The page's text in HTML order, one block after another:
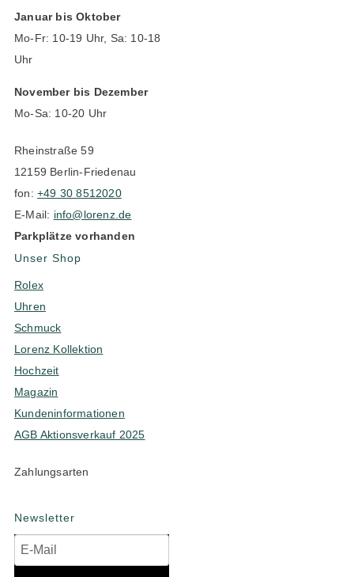
Januar bis Oktober
Mo-Fr: 10-19 Uhr, Sa: 10-18
Uhr
November bis Dezember
Mo-Sa: 10-20 Uhr
Rheinstraße 59
12159 Berlin-Friedenau
fon: +49 30 8512020
E-Mail: info@lorenz.de
Parkplätze vorhanden
Unser Shop
Rolex
Uhren
Schmuck
Lorenz Kollektion
Hochzeit
Magazin
Kundeninformationen
AGB Aktionsverkauf 2025
Zahlungsarten
Newsletter